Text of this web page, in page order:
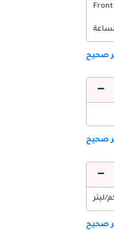
Front
صحيح
صحيح
صحيح